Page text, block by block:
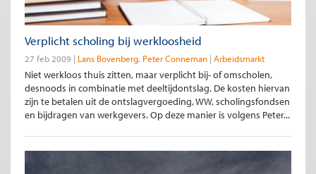
Verplicht scholing bij werkloosheid
27 feb 2009 Lans Bovenberg Peter Conneman Arbeidsmarkt
Niet werkloos thuis zitten, maar verplicht bij- of omscholen,
desnoods in combinatie met deeltijdontslag. De kosten hiervan
zijn te betalen uit de ontslagvergoeding, WW, scholingsfondsen
en bijdragen van werkgevers. Op deze manier is volgens Peter...